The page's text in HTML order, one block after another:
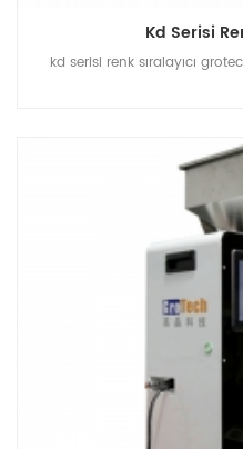
Kd Serisi
kd serisi renk sıralayıcı